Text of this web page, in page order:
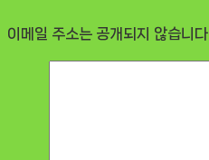
이메일 주소는 공개되지 않습니다.